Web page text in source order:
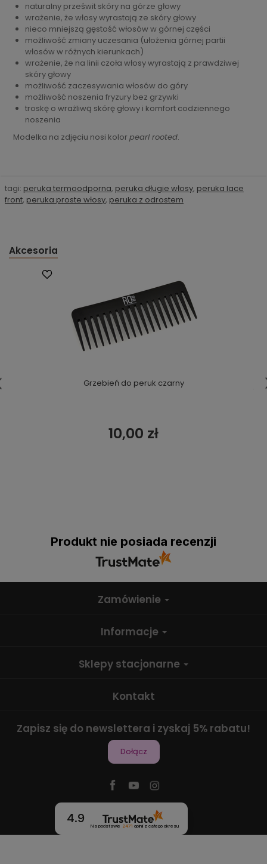
naturalny prześwit skóry na górze głowy
wrażenie, że włosy wyrastają ze skóry głowy
nieco mniejszą gęstość włosów w górnej części
możliwość zmiany uczesania (ułożenia górnej partii
włosów w różnych kierunkach)
wrażenie, że na linii czoła włosy wyrastają z prawdziwej
skóry głowy
możliwość zaczesywania włosów do góry
możliwość noszenia fryzury bez grzywki
troskę o wrażliwą skórę głowy i komfort codziennego
noszenia
Modelka na zdjęciu nosi kolor pearl rooted.
tagi: peruka termoodporna, peruka długie włosy, peruka lace
front, peruka proste włosy, peruka z odrostem
Akcesoria
Grzebień do peruk czarny
10,00 zł
Produkt nie posiada recenzji
Zamówienie
Informacje
Sklepy stacjonarne
Kontakt
Zapisz się do newslettera i zyskaj 5% rabatu!
Dołącz
4.9
Na podstawie 2471 opinii z całego okresu